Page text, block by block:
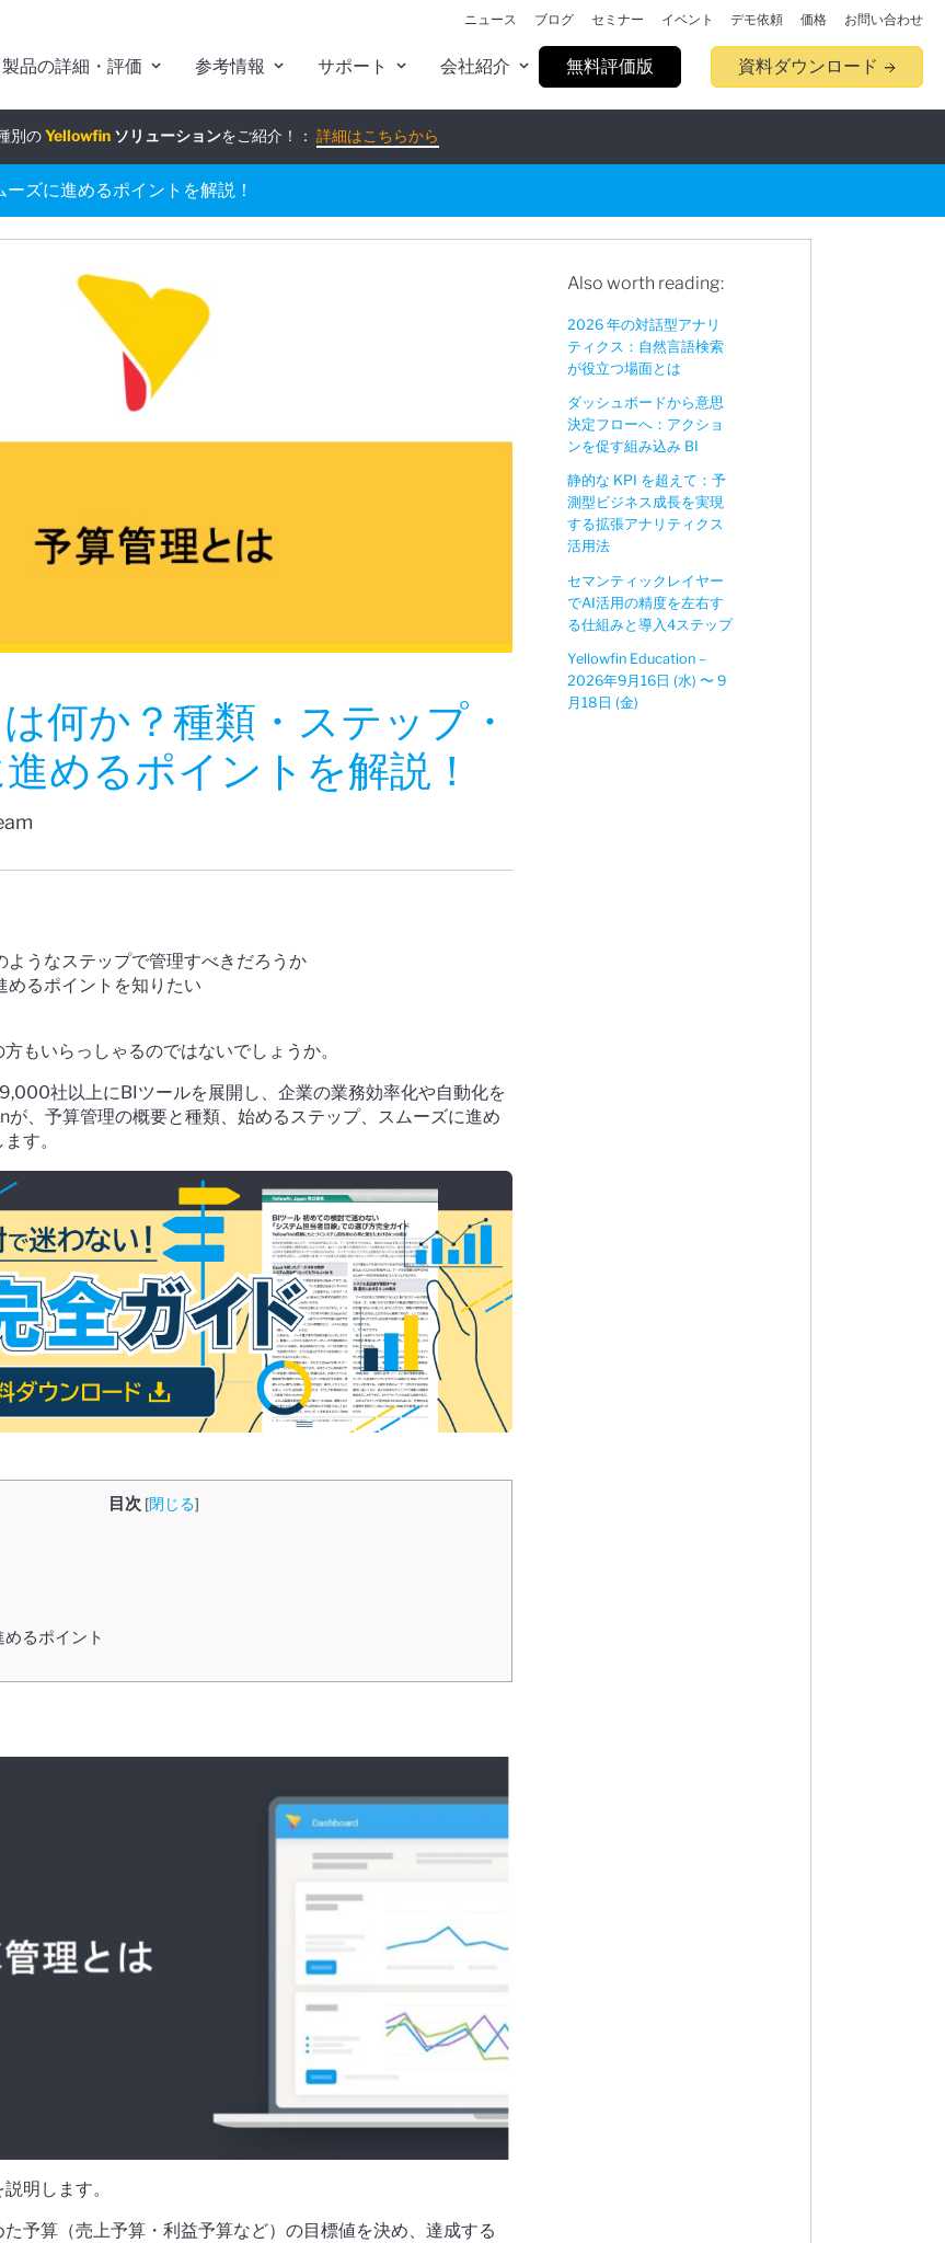
製品の詳細・評価 参考情報 サポート 会社紹介 無料評価版 資料ダウンロード
ニュース ブログ セミナー イベント デモ依頼 価格 お問い合わせ
別のYellowfinソリューションをご紹介！： 詳細はこちらから
組み込みアナリティクス究極ガイド：詳細はこちらから
ズに進めるポイントを解説！
何か？種類・ステップ・
めるポイントを解説！
ようなステップで管理すべきだろうか
めるポイントを知りたい
もいらっしゃるのではないでしょうか。
社以上にBIツールを展開し、企業の業務効率化や自動化を
、予算管理の概要と種類、始めるステップ、スムーズに進め
す。
目次 [閉じる]
るポイント
明します。
予算（売上予算・利益予算など）の目標値を決め、達成する
Also worth reading:
2026 年の対話型アナリ
ティクス：自然言語検索
が役立つ場面とは
ダッシュボードから意思
決定フローへ：アクショ
ンを促す組み込み BI
静的な KPI を超えて：予
測型ビジネス成長を実現
する拡張アナリティクス
活用法
セマンティックレイヤー
でAI活用の精度を左右す
る仕組みと導入4ステップ
Yellowfin Education –
2026年9月16日 (水) 〜 9
月18日 (金)